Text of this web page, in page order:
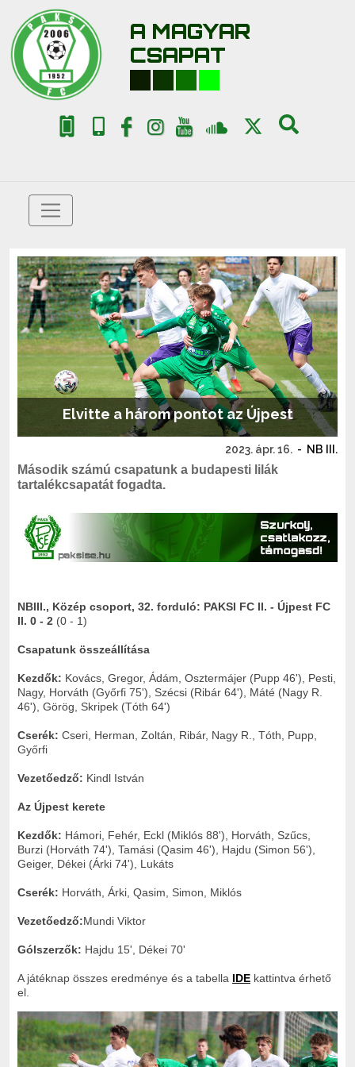
A MAGYAR
CSAPAT
Elvitte a három pontot az Újpest
2023. ápr. 16. - NB III.
Második számú csapatunk a budapesti lilák
tartalékcsapatát fogadta.
NBIII., Közép csoport, 32. forduló: PAKSI FC II. - Újpest FC
II. 0 - 2 (0 - 1)
Csapatunk összeállítása
Kezdők: Kovács, Gregor, Ádám, Osztermájer (Pupp 46'), Pesti,
Nagy, Horváth (Győrfi 75'), Szécsi (Ribár 64'), Máté (Nagy R.
46'), Görög, Skripek (Tóth 64')
Cserék: Cseri, Herman, Zoltán, Ribár, Nagy R., Tóth, Pupp,
Győrfi
Vezetőedző: Kindl István
Az Újpest kerete
Kezdők: Hámori, Fehér, Eckl (Miklós 88'), Horváth, Szűcs,
Burzi (Horváth 74'), Tamási (Qasim 46'), Hajdu (Simon 56'),
Geiger, Dékei (Árki 74'), Lukáts
Cserék: Horváth, Árki, Qasim, Simon, Miklós
Vezetőedző:Mundi Viktor
Gólszerzők: Hajdu 15', Dékei 70'
A játéknap összes eredménye és a tabella IDE kattintva érhető
el.